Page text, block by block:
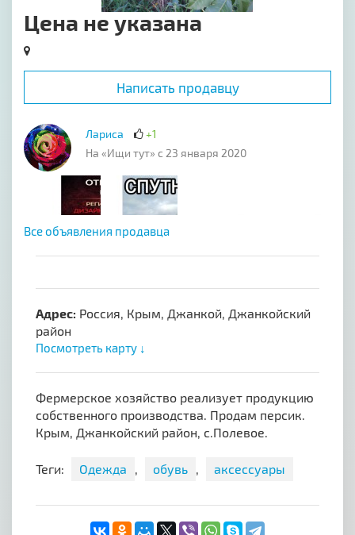
Цена не указана
Написать продавцу
Лариса
+1
На «Ищи тут» с 23 января 2020
Все объявления продавца
Адрес: Россия, Крым, Джанкой, Джанкойский
район
Посмотреть карту ↓
Фермерское хозяйство реализует продукцию
собственного производства. Продам персик.
Крым, Джанкойский район, с.Полевое.
Теги: Одежда , обувь , аксессуары